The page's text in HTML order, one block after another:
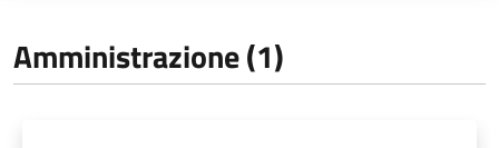
Amministrazione (1)